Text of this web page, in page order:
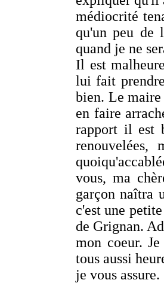
médiocrité
qu'un peu de
quand je ne
Il est
lui fait
bien. Le
en faire
rapport il est
vous, ma
garçon naîtra
c'est une
de Grignan.
mon coeur.
tous aussi
je vous assure.